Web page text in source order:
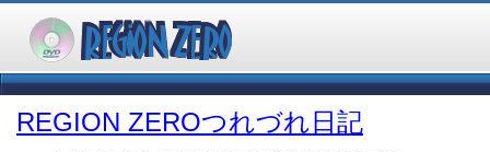
REGION ZEROつれづれ日記